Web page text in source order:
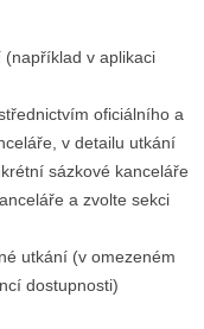
v aplikaci
oficiálního a
v detailu utkání
sázkové kanceláře
a zvolte sekci
utkání (v omezeném
dostupnosti)